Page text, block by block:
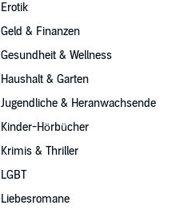
Erotik
Geld & Finanzen
Gesundheit & Wellness
Haushalt & Garten
Jugendliche & Heranwachsende
Kinder-Hörbücher
Krimis & Thriller
LGBT
Liebesromane